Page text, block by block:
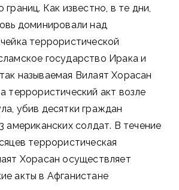
границ. Как известно, в те дни,
доминировали над
террористической
государство Ирака и
называемая Вилаят Хорасан
террористический акт возле
убив десятки граждан
американских солдат. В течение
террористическая
Хорасан осуществляет
акты в Афганистане